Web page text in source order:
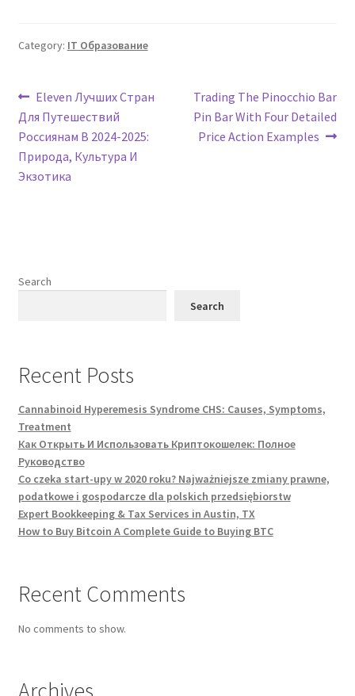
Category: IT Образование
Post
navigation
Previous
post:
Eleven Лучших Стран
Для Путешествий
Россиянам В 2024-2025:
Природа, Культура И
Экзотика
Next
post:
Trading The Pinocchio Bar
Pin Bar With Four Detailed
Price Action Examples
Search
Search
Recent Posts
Cannabinoid Hyperemesis Syndrome CHS: Causes, Symptoms,
Treatment
Как Открыть И Использовать Криптокошелек: Полное
Руководство
Co czeka start-upy w 2020 roku? Najważniejsze zmiany prawne,
podatkowe i gospodarcze dla polskich przedsiębiorstw
Expert Bookkeeping & Tax Services in Austin, TX
How to Buy Bitcoin A Complete Guide to Buying BTC
Recent Comments
No comments to show.